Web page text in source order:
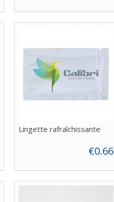
Lingette rafraîchissante
€0.66